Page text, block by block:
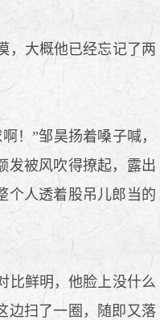
大概他已经忘记了两
！”邹昊扬着嗓子喊，
发被风吹得撩起，露出
个人透着股吊儿郎当的
鲜明，他脸上没什么
边扫了一圈，随即又落